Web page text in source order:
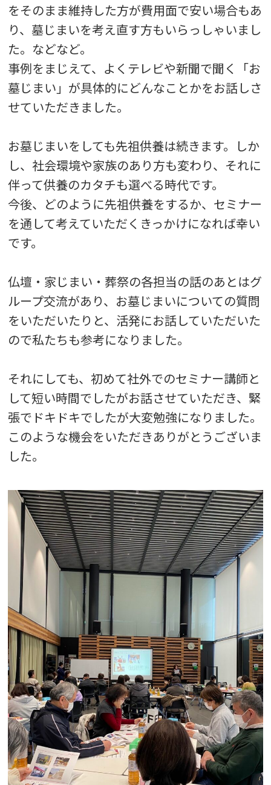
をそのまま維持した方が費用面で安い場合もあ
り、墓じまいを考え直す方もいらっしゃいまし
た。などなど。
事例をまじえて、よくテレビや新聞で聞く「お
墓じまい」が具体的にどんなことかをお話しさ
せていただきました。
お墓じまいをしても先祖供養は続きます。しか
し、社会環境や家族のあり方も変わり、それに
伴って供養のカタチも選べる時代です。
今後、どのように先祖供養をするか、セミナー
を通して考えていただくきっかけになれば幸い
です。
仏壇・家じまい・葬祭の各担当の話のあとはグ
ループ交流があり、お墓じまいについての質問
をいただいたりと、活発にお話していただいた
ので私たちも参考になりました。
それにしても、初めて社外でのセミナー講師と
して短い時間でしたがお話させていただき、緊
張でドキドキでしたが大変勉強になりました。
このような機会をいただきありがとうございま
した。